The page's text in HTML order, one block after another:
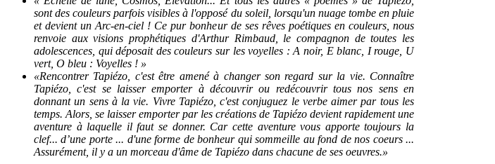
sont des couleurs parfois visibles à l'opposé du soleil, lorsqu'un nuage tombe en pluie
et devient un Arc-en-ciel ! Ce pur bonheur de ses rêves poétiques en couleurs, nous
renvoie aux visions prophétiques d'Arthur Rimbaud, le compagnon de toutes les
adolescences, qui déposait des couleurs sur les voyelles : A noir, E blanc, I rouge, U
vert, O bleu : Voyelles ! »
«Rencontrer Tapiézo, c'est être amené à changer son regard sur la vie. Connaître
Tapiézo, c'est se laisser emporter à découvrir ou redécouvrir tous nos sens en
donnant un sens à la vie. Vivre Tapiézo, c'est conjuguez le verbe aimer par tous les
temps. Alors, se laisser emporter par les créations de Tapiézo devient rapidement une
aventure à laquelle il faut se donner. Car cette aventure vous apporte toujours la
clef... d’une porte ... d'une forme de bonheur qui sommeille au fond de nos coeurs ...
Assurément, il y a un morceau d'âme de Tapiézo dans chacune de ses oeuvres.»